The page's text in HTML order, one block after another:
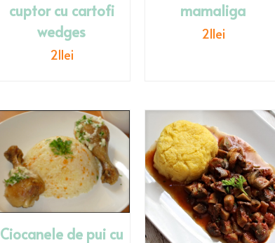
cuptor cu cartofi
wedges
21lei
mamaliga
21lei
Ciocanele de pui cu